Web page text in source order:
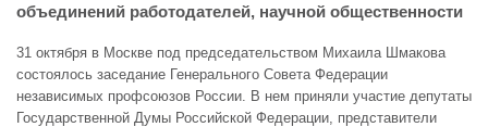
объединений работодателей, научной общественности
31 октября в Москве под председательством Михаила Шмакова
состоялось заседание Генерального Совета Федерации
независимых профсоюзов России. В нем приняли участие депутаты
Государственной Думы Российской Федерации, представители